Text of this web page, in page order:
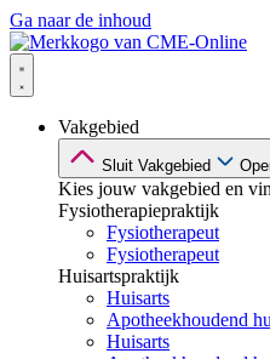
Ga naar de inhoud
Vakgebied
Sluit Vakgebied
Kies jouw vakgebied en
Fysiotherapiepraktijk
Fysiotherapeut
Fysiotherapeut
Huisartspraktijk
Huisarts
Apotheekhoudend
Huisarts